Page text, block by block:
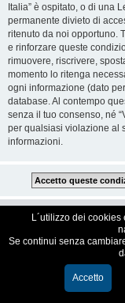
Italia” è ospitato, o di una
permanente divieto di
ritenuto da noi opportuno.
e rinforzare queste
rimuovere, riscrivere,
momento lo ritenga
ogni informazione (dato
database. Al contempo
senza il tuo consenso, né
per qualsiasi violazione al
informazioni.
VDR Italia, comunità
Creato da
L´utilizzo dei
Se continui senza
Accetto